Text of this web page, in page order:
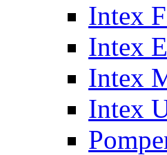
Intex
Intex
Intex
Intex